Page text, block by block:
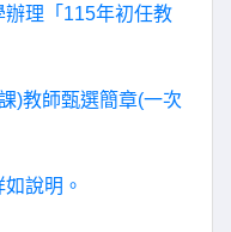
理「115年初任教
)教師甄選簡章(一次
說明。